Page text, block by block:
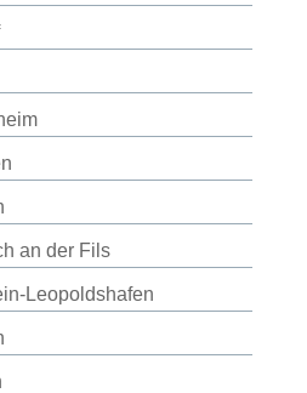
an der Fils
Leopoldshafen